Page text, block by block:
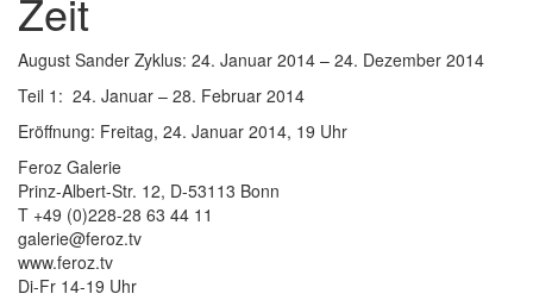
Zeit
August Sander Zyklus: 24. Januar 2014 – 24. Dezember 2014
Teil 1: 24. Januar – 28. Februar 2014
Eröffnung: Freitag, 24. Januar 2014, 19 Uhr
Feroz Galerie
Prinz-Albert-Str. 12, D-53113 Bonn
T +49 (0)228-28 63 44 11
galerie@feroz.tv
www.feroz.tv
Di-Fr 14-19 Uhr